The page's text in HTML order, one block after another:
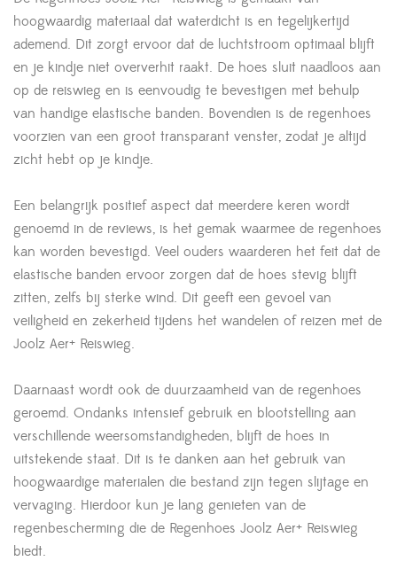
hoogwaardig materiaal dat waterdicht is en tegelijkertijd
ademend. Dit zorgt ervoor dat de luchtstroom optimaal blijft
en je kindje niet oververhit raakt. De hoes sluit naadloos aan
op de reiswieg en is eenvoudig te bevestigen met behulp
van handige elastische banden. Bovendien is de regenhoes
voorzien van een groot transparant venster, zodat je altijd
zicht hebt op je kindje.
Een belangrijk positief aspect dat meerdere keren wordt
genoemd in de reviews, is het gemak waarmee de regenhoes
kan worden bevestigd. Veel ouders waarderen het feit dat de
elastische banden ervoor zorgen dat de hoes stevig blijft
zitten, zelfs bij sterke wind. Dit geeft een gevoel van
veiligheid en zekerheid tijdens het wandelen of reizen met de
Joolz Aer+ Reiswieg.
Daarnaast wordt ook de duurzaamheid van de regenhoes
geroemd. Ondanks intensief gebruik en blootstelling aan
verschillende weersomstandigheden, blijft de hoes in
uitstekende staat. Dit is te danken aan het gebruik van
hoogwaardige materialen die bestand zijn tegen slijtage en
vervaging. Hierdoor kun je lang genieten van de
regenbescherming die de Regenhoes Joolz Aer+ Reiswieg
biedt.